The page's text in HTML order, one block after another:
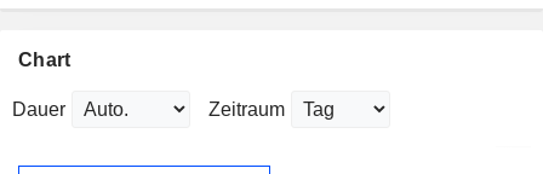
Chart
Dauer Zeitraum